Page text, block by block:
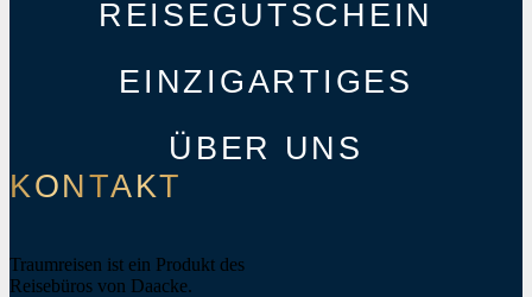
REISEGUTSCHEIN
EINZIGARTIGES
ÜBER UNS
KONTAKT
Traumreisen ist ein Produkt des
Reisebüros von Daacke.